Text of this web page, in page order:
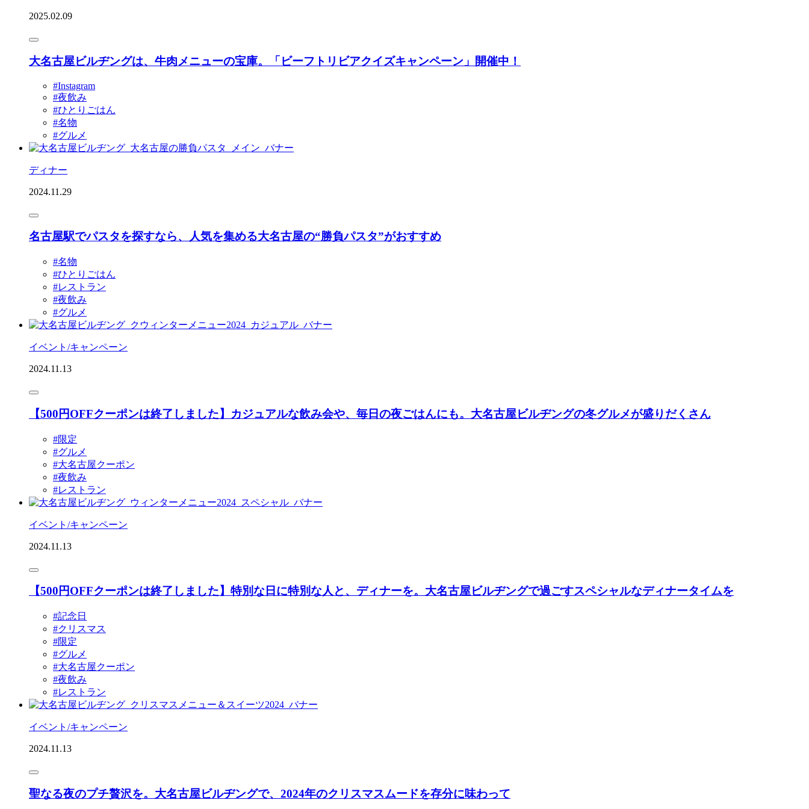
2025.02.09
大名古屋ビルヂングは、牛肉メニューの宝庫。「ビーフトリビアクイズキャンペーン」開催中！
#Instagram
#夜飲み
#ひとりごはん
#名物
#グルメ
ディナー
2024.11.29
名古屋駅でパスタを探すなら、人気を集める大名古屋の“勝負パスタ”がおすすめ
#名物
#ひとりごはん
#レストラン
#夜飲み
#グルメ
イベント/キャンペーン
2024.11.13
【500円OFFクーポンは終了しました】カジュアルな飲み会や、毎日の夜ごはんにも。大名古屋ビルヂングの冬グルメが盛りだくさん
#限定
#グルメ
#大名古屋クーポン
#夜飲み
#レストラン
イベント/キャンペーン
2024.11.13
【500円OFFクーポンは終了しました】特別な日に特別な人と、ディナーを。大名古屋ビルヂングで過ごすスペシャルなディナータイムを
#記念⽇
#クリスマス
#限定
#グルメ
#大名古屋クーポン
#夜飲み
#レストラン
イベント/キャンペーン
2024.11.13
聖なる夜のプチ贅沢を。大名古屋ビルヂングで、2024年のクリスマスムードを存分に味わって